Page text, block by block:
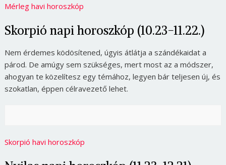
Mérleg havi horoszkóp
Skorpió napi horoszkóp (10.23-11.22.)
Nem érdemes ködösítened, úgyis átlátja a szándékaidat a
párod. De amúgy sem szükséges, mert most az a módszer,
ahogyan te közelítesz egy témához, legyen bár teljesen új, és
szokatlan, éppen célravezető lehet.
Skorpió havi horoszkóp